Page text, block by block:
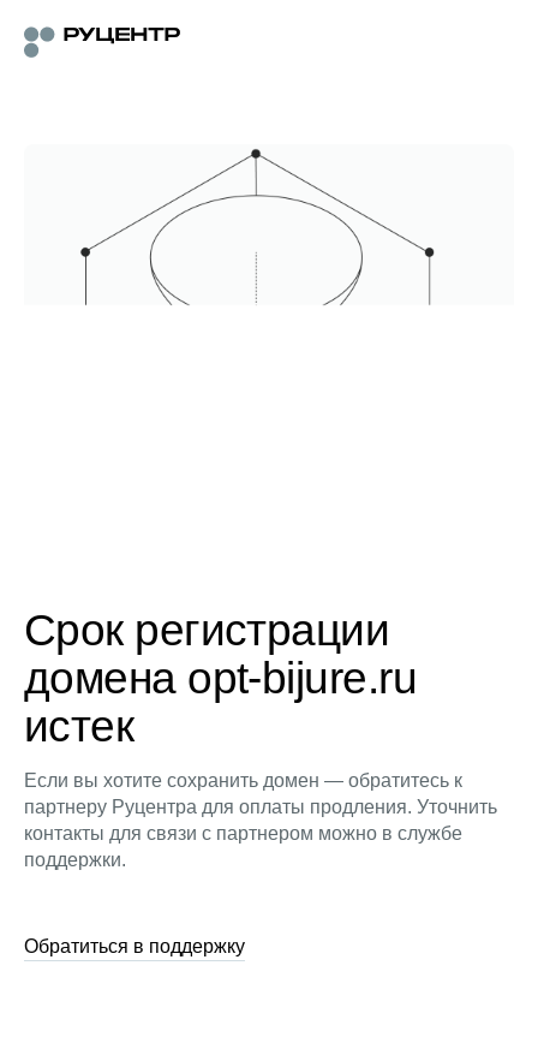
Срок регистрации
домена opt-bijure.ru
истек
Если вы хотите сохранить домен — обратитесь к
партнеру Руцентра для оплаты продления. Уточнить
контакты для связи с партнером можно в службе
поддержки.
Обратиться в поддержку